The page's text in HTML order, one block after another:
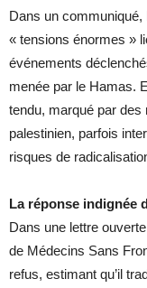
Dans un
« tensions énormes »
événements
menée par le Hamas.
tendu, marqué par
palestinien, parfois
risques de
La réponse indignée
Dans une lettre
de Médecins Sans
refus, estimant qu’il